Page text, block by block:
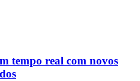
tempo real com novos